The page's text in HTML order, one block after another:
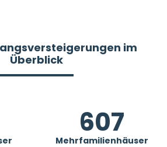
im
Überblick
607
Mehrfamilienhäuser